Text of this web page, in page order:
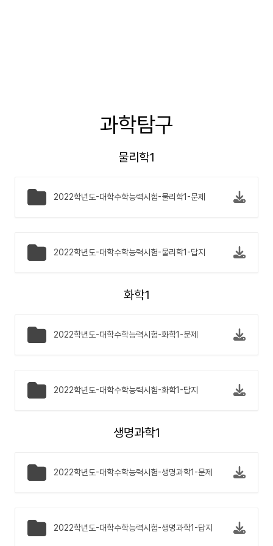
과학탐구
물리학1
2022학년도-대학수학능력시험-물리학1-문제
2022학년도-대학수학능력시험-물리학1-답지
화학1
2022학년도-대학수학능력시험-화학1-문제
2022학년도-대학수학능력시험-화학1-답지
생명과학1
2022학년도-대학수학능력시험-생명과학1-문제
2022학년도-대학수학능력시험-생명과학1-답지